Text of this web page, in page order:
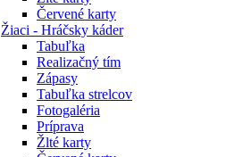
Červené karty
Žiaci - Hráčsky káder
Tabuľka
Realizačný tím
Zápasy
Tabuľka strelcov
Fotogaléria
Príprava
Žlté karty